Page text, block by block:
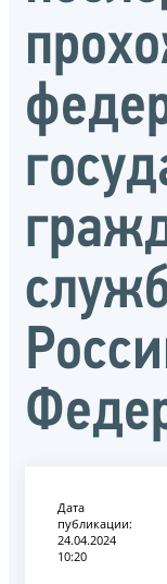
Дата
публикации:
24.04.2024
10:20